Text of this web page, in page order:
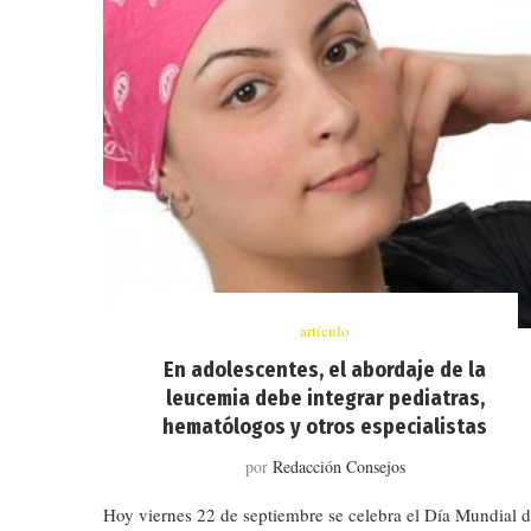
artículo
En adolescentes, el abordaje de la
leucemia debe integrar pediatras,
hematólogos y otros especialistas
por Redacción Consejos
Hoy viernes 22 de septiembre se celebra el Día Mundial